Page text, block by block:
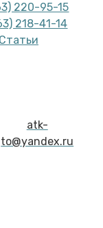
220-95-15
218-41-14
Статьи
atk-
to@yandex.ru